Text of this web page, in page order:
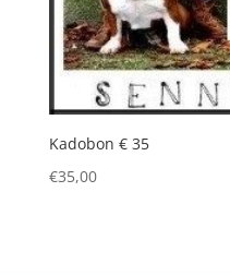
Kadobon € 35
€35,00